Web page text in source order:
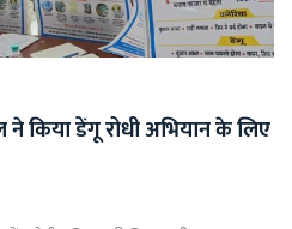
किया डेंगू रोधी अभियान के लिए